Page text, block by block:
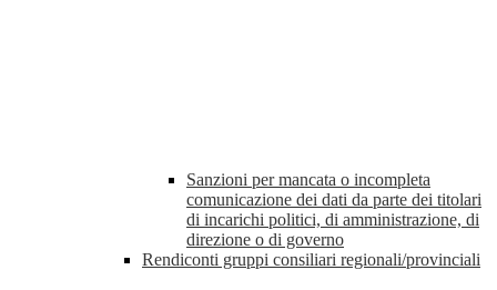
Sanzioni per mancata o incompleta
comunicazione dei dati da parte dei titolari
di incarichi politici, di amministrazione, di
direzione o di governo
Rendiconti gruppi consiliari regionali/provinciali